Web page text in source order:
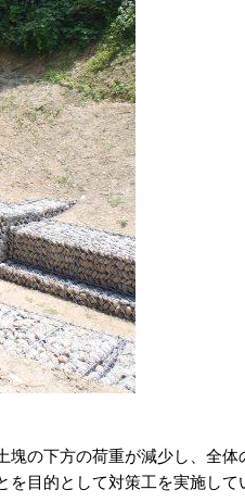
塊の下方の荷重が減少し、全体
を目的として対策工を実施して